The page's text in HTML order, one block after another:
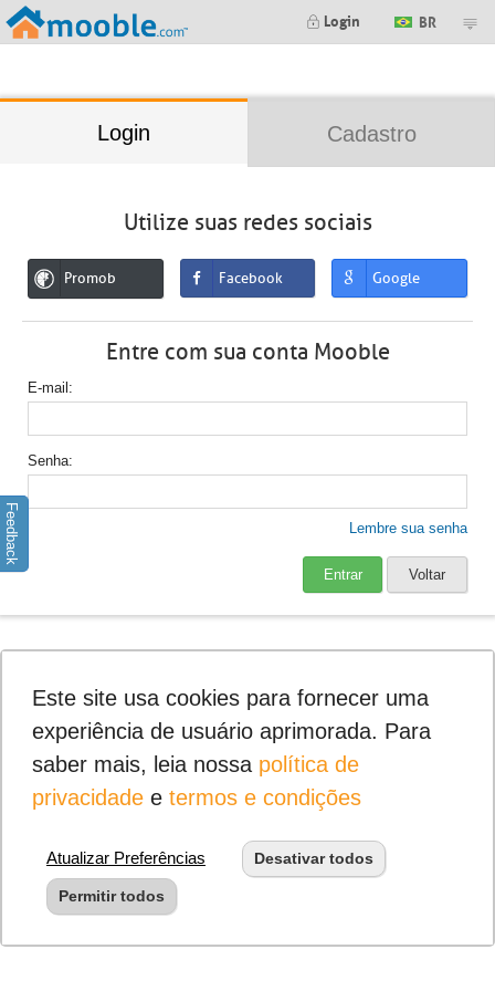
Login BR
Login Cadastro
Utilize suas redes sociais
Promob Facebook Google
Entre com sua conta Mooble
E-mail
Senha
Lembre sua senha
Entrar Voltar
Feedback
Este site usa cookies para fornecer uma
experiência de usuário aprimorada. Para
saber mais, leia nossa política de
privacidadee termos e condições
Atualizar Preferências Desativar todos
Permitir todos